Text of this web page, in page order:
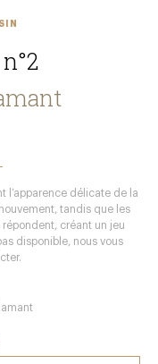
l’apparence délicate de la
tandis que les
créant un jeu
disponible, nous vous